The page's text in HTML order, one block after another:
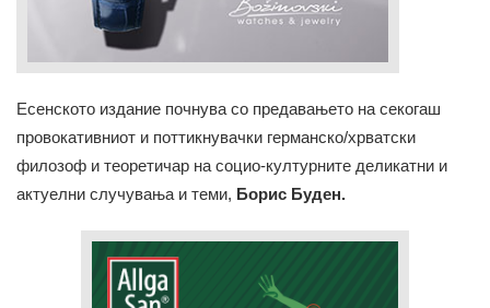
Есенското издание почнува со предавањето на секогаш
провокативниот и поттикнувачки германско/хрватски
филозоф и теоретичар на социо-културните деликатни и
актуелни случувања и теми, Борис Буден.